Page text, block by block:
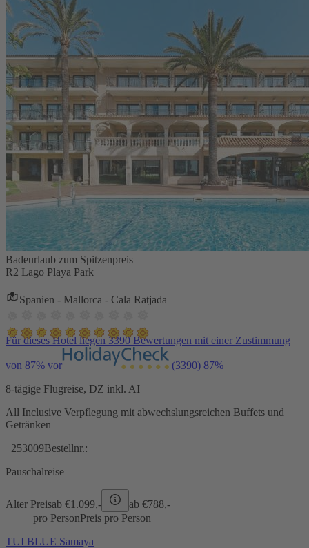
Badeurlaub zum Spitzenpreis
R2 Lago Playa Park
Spanien - Mallorca - Cala Ratjada
Für dieses Hotel liegen 3390 Bewertungen mit einer Zustimmung
von 87% vor (3390) 87%
8-tägige Flugreise, DZ inkl. AI
All Inclusive Verpflegung mit abwechslungsreichen Buffets und
Getränken
253009Bestellnr.:
Pauschalreise
Alter Preisab €1.099,- ab €788,-
pro PersonPreis pro Person
TUI BLUE Samaya